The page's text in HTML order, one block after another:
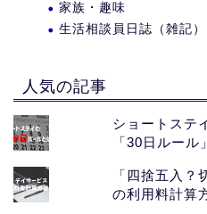
家族・趣味
生活相談員日誌（雑記）
人気の記事
ショートステ
「30日ルール
「四捨五入？
の利用料計算